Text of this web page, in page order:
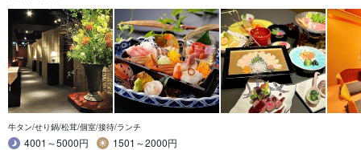
牛タン/せり鍋/松茸/個室/接待/ランチ
4001～5000円
1501～2000円